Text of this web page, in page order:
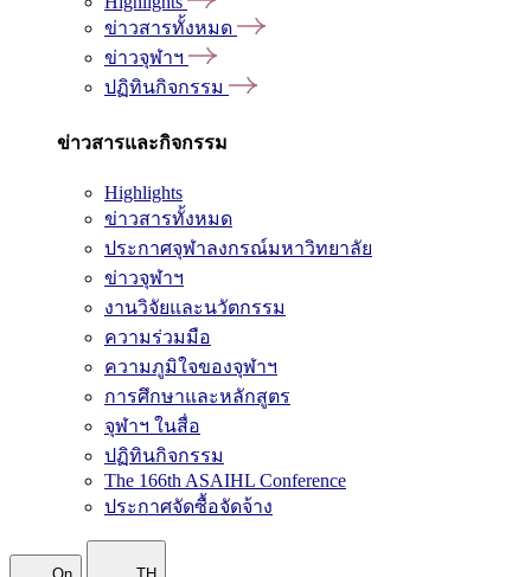
ข่าวสารทั้งหมด
ข่าวจุฬาฯ
ปฏิทินกิจกรรม
ข่าวสารและกิจกรรม
Highlights
ข่าวสารทั้งหมด
ประกาศจุฬาลงกรณ์มหาวิทยาลัย
ข่าวจุฬาฯ
งานวิจัยและนวัตกรรม
ความร่วมมือ
ความภูมิใจของจุฬาฯ
การศึกษาและหลักสูตร
จุฬาฯ ในสื่อ
ปฏิทินกิจกรรม
The 166th ASAIHL Conference
ประกาศจัดซื้อจัดจ้าง